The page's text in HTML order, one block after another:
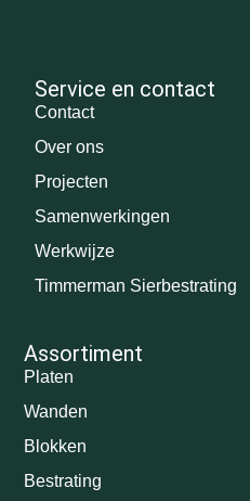
Service en contact
Contact
Over ons
Projecten
Samenwerkingen
Werkwijze
Timmerman Sierbestrating
Assortiment
Platen
Wanden
Blokken
Bestrating